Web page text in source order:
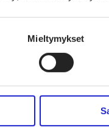
Mieltymykset